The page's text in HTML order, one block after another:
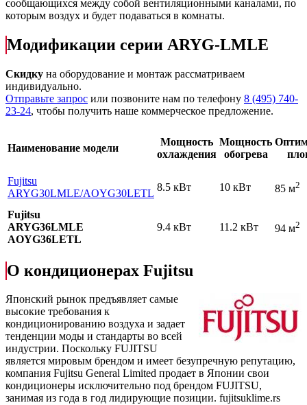
сообщающихся между собой вентиляционными каналами, по
которым воздух и будет подаваться в комнаты.
Модификации серии ARYG-LMLE
Скидку на оборудование и монтаж рассматриваем
индивидуально.
Отправьте запрос или позвоните нам по телефону 8 (495) 740-
23-24, чтобы получить наше коммерческое предложение.
Наименование модели
Мощность
охлаждения
Мощность
обогрева
Fujitsu
ARYG30LMLE/AOYG30LETL
8.5 кВт 10 кВт 85 м2
Fujitsu
ARYG36LMLE
AOYG36LETL
9.4 кВт 11.2 кВт 94 м2
О кондиционерах Fujitsu
Японский рынок предъявляет самые
высокие требования к
кондиционированию воздуха и задает
тенденции моды и стандарты во всей
индустрии. Поскольку FUJITSU
является мировым брендом и имеет безупречную репутацию,
компания Fujitsu General Limited продает в Японии свои
кондиционеры исключительно под брендом FUJITSU,
занимая из года в год лидирующие позиции. fujitsuklime.rs